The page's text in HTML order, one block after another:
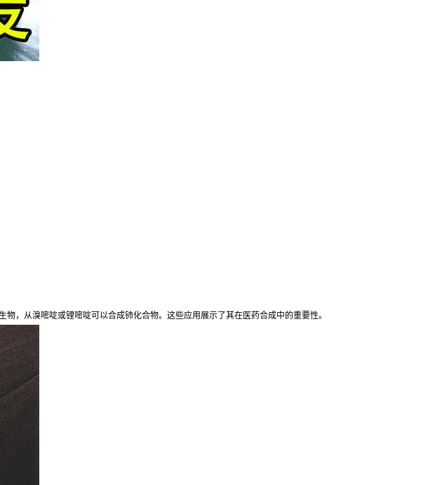
，从溴嘧啶或锂嘧啶可以合成铈化合物。这些应用展示了其在医药合成中的重要性。